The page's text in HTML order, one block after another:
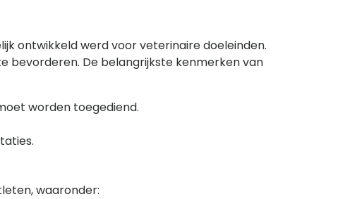
ontwikkeld werd voor veterinaire doeleinden.
bevorderen. De belangrijkste kenmerken van
worden toegediend.
waaronder: